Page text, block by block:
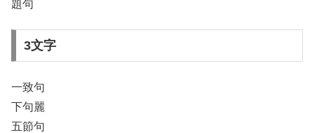
題句
3文字
一致句
下句麗
五節句